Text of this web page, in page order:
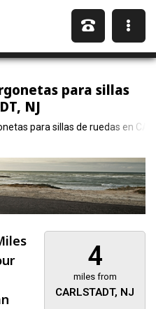
para sillas
NJ
para sillas de ruedas en
4
miles from
CARLSTADT, NJ